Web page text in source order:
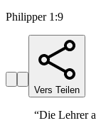
Philipper 1:9
Vers Teilen
“Die Lehrer